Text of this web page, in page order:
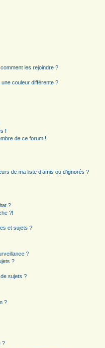
les rejoindre ?
couleur différente ?
!
de ce forum !
de ma liste d’amis ou d’ignorés ?
?
?!
et sujets ?
?
?
sujets ?
?
?